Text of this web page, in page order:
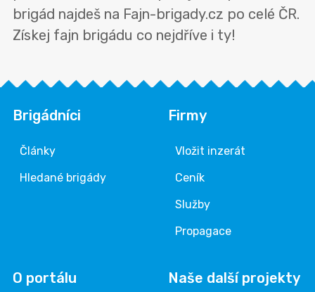
brigád najdeš na Fajn-brigady.cz po celé ČR.
Získej fajn brigádu co nejdříve i ty!
Brigádníci
Články
Hledané brigády
Firmy
Vložit inzerát
Ceník
Služby
Propagace
O portálu Naše další projekty